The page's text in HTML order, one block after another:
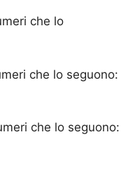
che lo
che lo seguono:
che lo seguono: